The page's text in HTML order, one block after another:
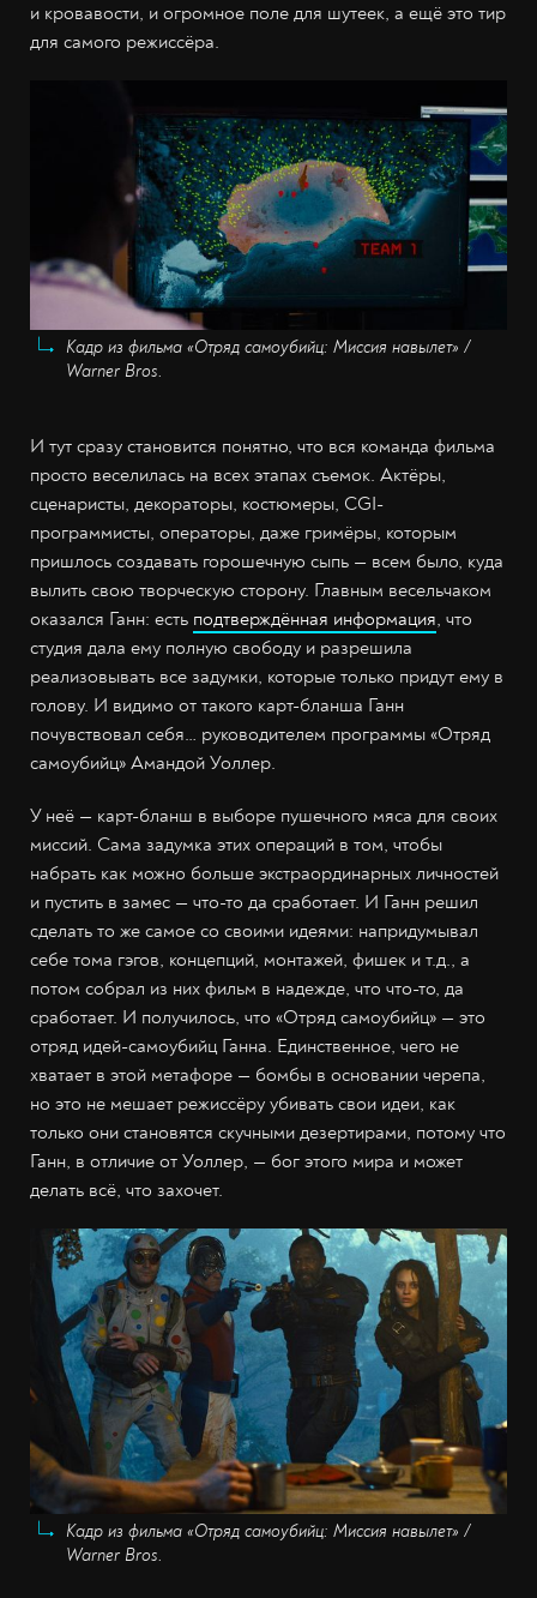
и кровавости, и огромное поле для шутеек, а ещё это тир
для самого режиссёра.
Кадр из фильма «Отряд самоубийц: Миссия навылет» /
Warner Bros.
И тут сразу становится понятно, что вся команда фильма
просто веселилась на всех этапах съемок. Актёры,
сценаристы, декораторы, костюмеры, CGI-
программисты, операторы, даже гримёры, которым
пришлось создавать горошечную сыпь — всем было, куда
вылить свою творческую сторону. Главным весельчаком
оказался Ганн: есть подтверждённая информация, что
студия дала ему полную свободу и разрешила
реализовывать все задумки, которые только придут ему в
голову. И видимо от такого карт-бланша Ганн
почувствовал себя… руководителем программы «Отряд
самоубийц» Амандой Уоллер.
У неё — карт-бланш в выборе пушечного мяса для своих
миссий. Сама задумка этих операций в том, чтобы
набрать как можно больше экстраординарных личностей
и пустить в замес — что-то да сработает. И Ганн решил
сделать то же самое со своими идеями: напридумывал
себе тома гэгов, концепций, монтажей, фишек и т.д., а
потом собрал из них фильм в надежде, что что-то, да
сработает. И получилось, что «Отряд самоубийц» — это
отряд идей-самоубийц Ганна. Единственное, чего не
хватает в этой метафоре — бомбы в основании черепа,
но это не мешает режиссёру убивать свои идеи, как
только они становятся скучными дезертирами, потому что
Ганн, в отличие от Уоллер, — бог этого мира и может
делать всё, что захочет.
Кадр из фильма «Отряд самоубийц: Миссия навылет» /
Warner Bros.